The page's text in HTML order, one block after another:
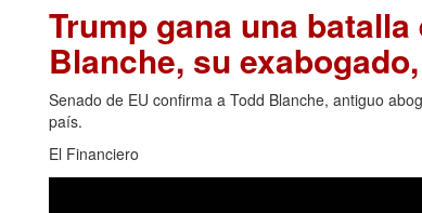
Trump gana una
Blanche, su
Senado de EU confirma a Todd Blanche, antiguo
país.
El Financiero